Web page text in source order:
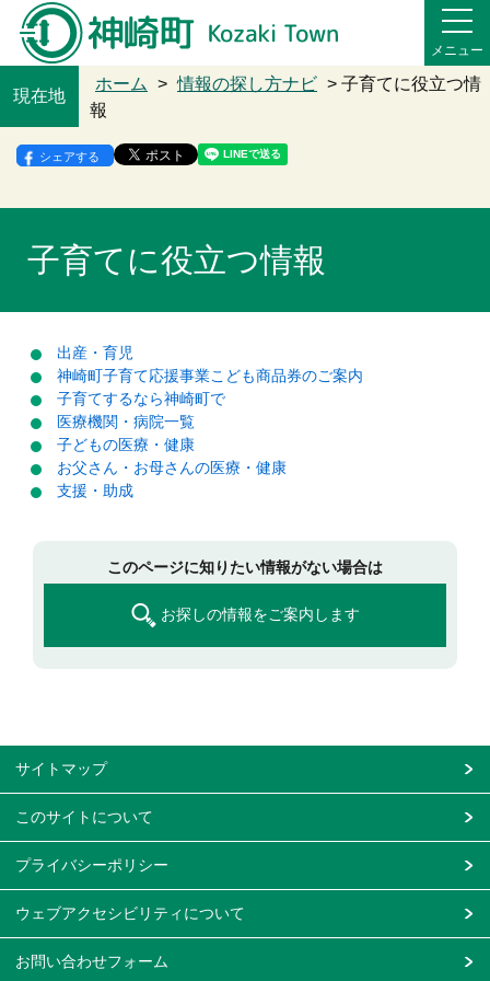
メニュー
現在地
ホーム > 情報の探し方ナビ > 子育てに役立つ情
報
シェアする
子育てに役立つ情報
出産・育児
神崎町子育て応援事業こども商品券のご案内
子育てするなら神崎町で
医療機関・病院一覧
子どもの医療・健康
お父さん・お母さんの医療・健康
支援・助成
このページに知りたい情報がない場合は
お探しの情報をご案内します
サイトマップ
このサイトについて
プライバシーポリシー
ウェブアクセシビリティについて
お問い合わせフォーム